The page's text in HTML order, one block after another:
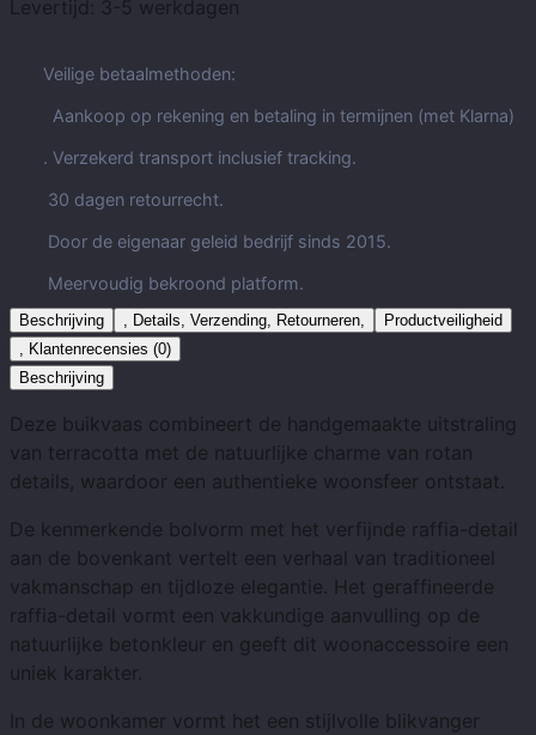
Levertijd: 3-5 werkdagen
Veilige betaalmethoden:
Aankoop op rekening en betaling in termijnen (met Klarna)
. Verzekerd transport inclusief tracking.
30 dagen retourrecht.
Door de eigenaar geleid bedrijf sinds 2015.
Meervoudig bekroond platform.
Beschrijving , Details, Verzending, Retourneren,
Productveiligheid
, Klantenrecensies (0)
Beschrijving
Deze buikvaas combineert de handgemaakte uitstraling
van terracotta met de natuurlijke charme van rotan
details, waardoor een authentieke woonsfeer ontstaat.
De kenmerkende bolvorm met het verfijnde raffia-detail
aan de bovenkant vertelt een verhaal van traditioneel
vakmanschap en tijdloze elegantie. Het geraffineerde
raffia-detail vormt een vakkundige aanvulling op de
natuurlijke betonkleur en geeft dit woonaccessoire een
uniek karakter.
In de woonkamer vormt het een stijlvolle blikvanger